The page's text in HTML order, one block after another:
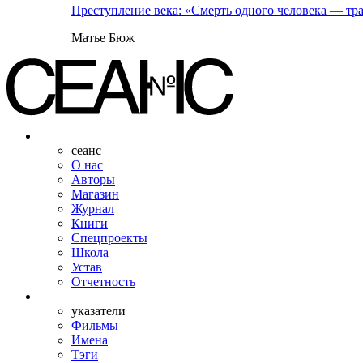
Преступление века: «Смерть одного человека —
Матье Бюж
сеанс
О нас
Авторы
Магазин
Журнал
Книги
Спецпроекты
Школа
Устав
Отчетность
указатели
Фильмы
Имена
Тэги